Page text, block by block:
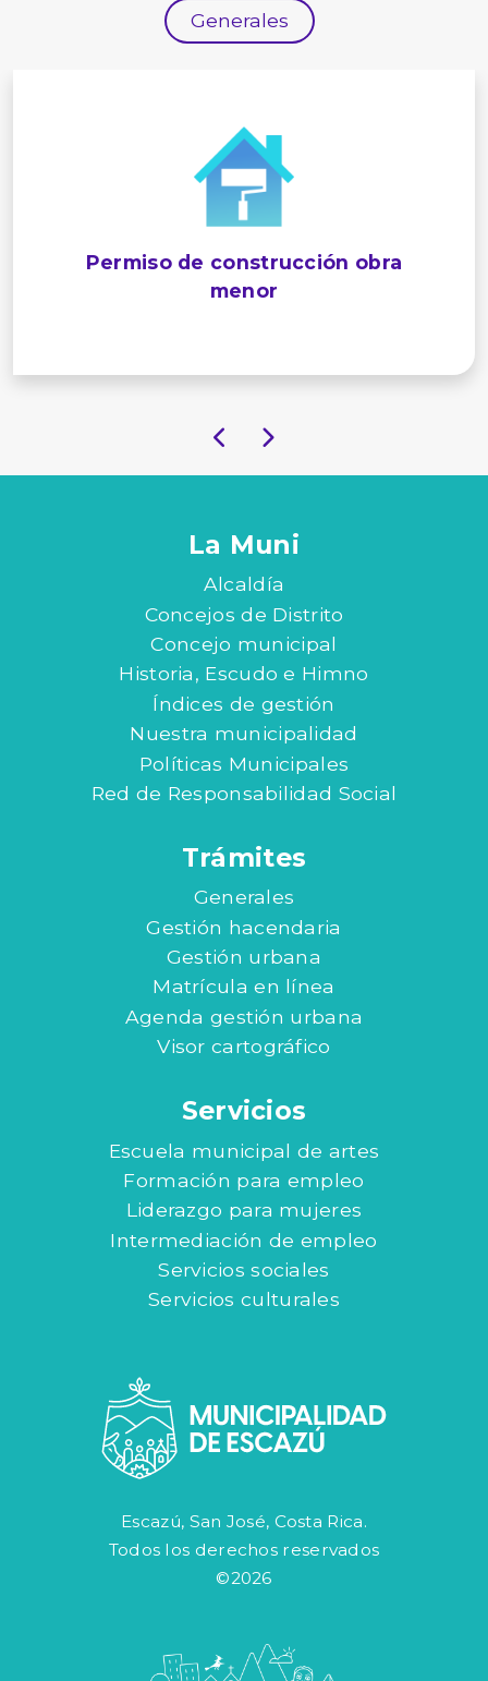
Generales
Permiso de construcción obra
menor
La Muni
Alcaldía
Concejos de Distrito
Concejo municipal
Historia, Escudo e Himno
Índices de gestión
Nuestra municipalidad
Políticas Municipales
Red de Responsabilidad Social
Trámites
Generales
Gestión hacendaria
Gestión urbana
Matrícula en línea
Agenda gestión urbana
Visor cartográfico
Servicios
Escuela municipal de artes
Formación para empleo
Liderazgo para mujeres
Intermediación de empleo
Servicios sociales
Servicios culturales
Escazú, San José, Costa Rica.
Todos los derechos reservados
©2026